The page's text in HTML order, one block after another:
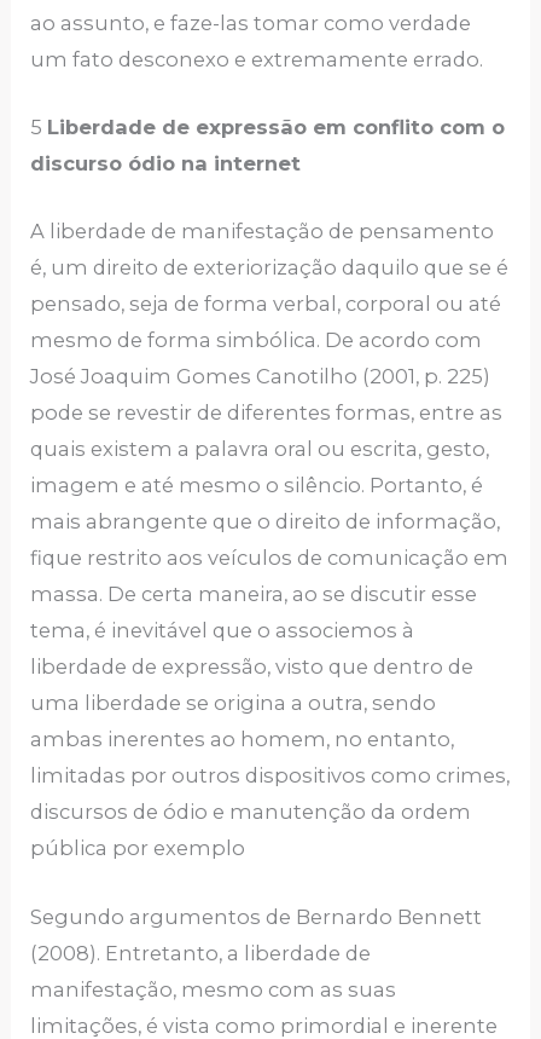
ao assunto, e faze-las tomar como verdade
um fato desconexo e extremamente errado.
5 Liberdade de expressão em conflito com o
discurso ódio na internet
A liberdade de manifestação de pensamento
é, um direito de exteriorização daquilo que se é
pensado, seja de forma verbal, corporal ou até
mesmo de forma simbólica. De acordo com
José Joaquim Gomes Canotilho (2001, p. 225)
pode se revestir de diferentes formas, entre as
quais existem a palavra oral ou escrita, gesto,
imagem e até mesmo o silêncio. Portanto, é
mais abrangente que o direito de informação,
fique restrito aos veículos de comunicação em
massa. De certa maneira, ao se discutir esse
tema, é inevitável que o associemos à
liberdade de expressão, visto que dentro de
uma liberdade se origina a outra, sendo
ambas inerentes ao homem, no entanto,
limitadas por outros dispositivos como crimes,
discursos de ódio e manutenção da ordem
pública por exemplo
Segundo argumentos de Bernardo Bennett
(2008). Entretanto, a liberdade de
manifestação, mesmo com as suas
limitações, é vista como primordial e inerente